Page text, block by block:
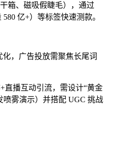
箱、磁吸假睫毛），通过
亿+）等标签快速测款。
化，广告投放需聚焦长尾词
直播互动引流，需设计“黄金
雾演示）并搭配 UGC 挑战